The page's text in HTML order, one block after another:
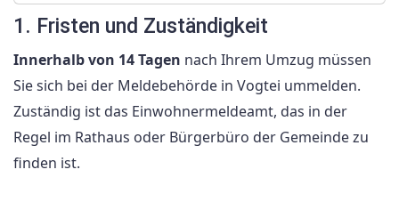
1. Fristen und Zuständigkeit
Innerhalb von 14 Tagen nach Ihrem Umzug müssen
Sie sich bei der Meldebehörde in Vogtei ummelden.
Zuständig ist das Einwohnermeldeamt, das in der
Regel im Rathaus oder Bürgerbüro der Gemeinde zu
finden ist.